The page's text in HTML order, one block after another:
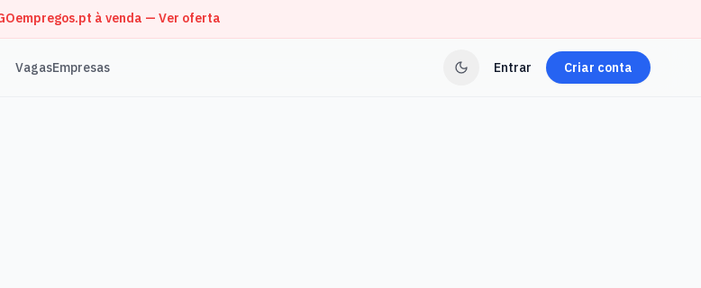
à venda — Ver oferta
VagasEmpresas Entrar Criar conta